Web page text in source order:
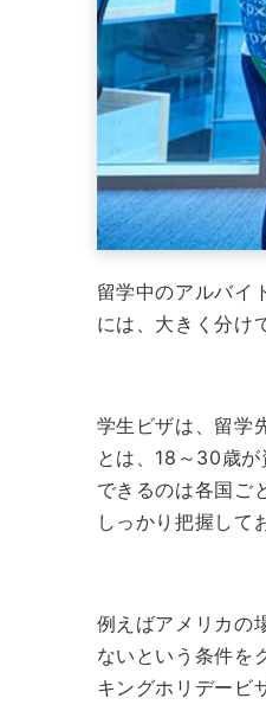
留学中のアルバイ
には、大きく分け
学生ビザは、留学
とは、18～30歳
できるのは各国ご
しっかり把握して
例えばアメリカの
ないという条件を
キングホリデービ